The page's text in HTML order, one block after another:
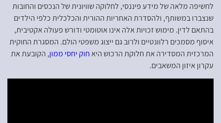
לחשיפה מלאה של מידע פיננסי, לחלוקה שוויונית של הנכסים והחובות
שנצברו במשותף, ולהסדרת האחריות ההורית והכלכלית כלפי הילדים
בהתאם לדין. מימוש זכויות אלה אינו אוטומטי ודורש פעולה אקטיבית,
איסוף מסמכים רלוונטיים ולרוב גם ייצוג משפטי הולם. המסגרת החוקית
המרכזית המסדירה את חלוקת הרכוש היאחוק יחסי ממון, הקובעת את
עקרון איזון המשאבים.